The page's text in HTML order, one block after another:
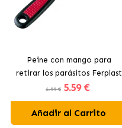
Peine con mango para
retirar los parásitos Ferplast
6.99 € 5.59 €
Añadir al Carrito